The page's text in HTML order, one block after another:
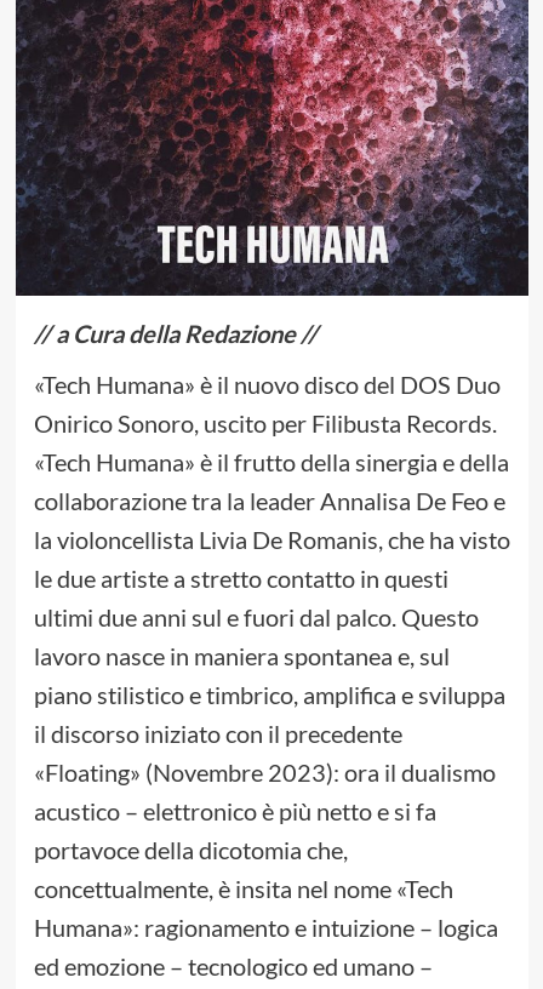
// a Cura della Redazione //
«Tech Humana» è il nuovo disco del DOS Duo
Onirico Sonoro, uscito per Filibusta Records.
«Tech Humana» è il frutto della sinergia e della
collaborazione tra la leader Annalisa De Feo e
la violoncellista Livia De Romanis, che ha visto
le due artiste a stretto contatto in questi
ultimi due anni sul e fuori dal palco. Questo
lavoro nasce in maniera spontanea e, sul
piano stilistico e timbrico, amplifica e sviluppa
il discorso iniziato con il precedente
«Floating» (Novembre 2023): ora il dualismo
acustico – elettronico è più netto e si fa
portavoce della dicotomia che,
concettualmente, è insita nel nome «Tech
Humana»: ragionamento e intuizione – logica
ed emozione – tecnologico ed umano –